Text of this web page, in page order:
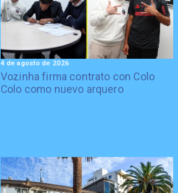
Vozinha firma contrato con Colo
Colo como nuevo arquero
4 de agosto de 2026